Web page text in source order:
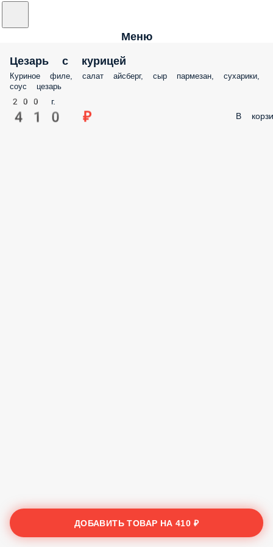
Меню
Цезарь с курицей
Куриное филе, салат айсберг, сыр пармезан, сухарики,
соус цезарь
200 г.
410 ₽ В
ДОБАВИТЬ ТОВАР НА410 ₽